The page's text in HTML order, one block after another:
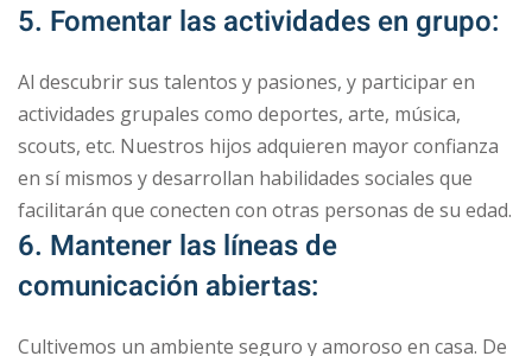
5. Fomentar las actividades en grupo:
Al descubrir sus talentos y pasiones, y participar en
actividades grupales como deportes, arte, música,
scouts, etc. Nuestros hijos adquieren mayor confianza
en sí mismos y desarrollan habilidades sociales que
facilitarán que conecten con otras personas de su edad.
6. Mantener las líneas de
comunicación abiertas:
Cultivemos un ambiente seguro y amoroso en casa. De